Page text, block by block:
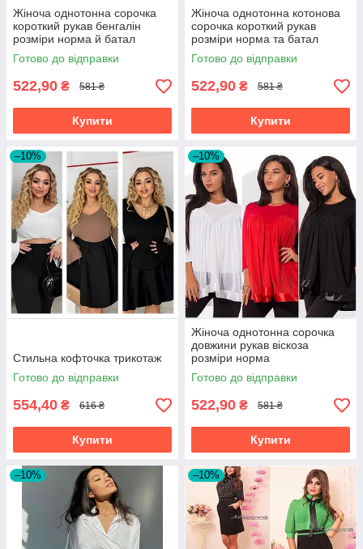
Жіноча однотонна сорочка
короткий рукав бенгалін
розміри норма й батал
Готово до відправки
522,90 ₴ 581 ₴
Купити
Жіноча однотонна котонова
сорочка короткий рукав
розміри норма та батал
Готово до відправки
522,90 ₴ 581 ₴
Купити
–10%
Стильна кофточка трикотаж
Готово до відправки
554,40 ₴ 616 ₴
Купити
–10%
Жіноча однотонна сорочка
довжини рукав віскоза
розміри норма
Готово до відправки
522,90 ₴ 581 ₴
Купити
–10% –10%